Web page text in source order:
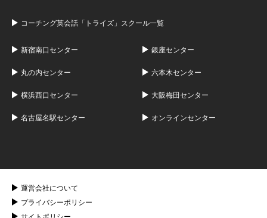
コーチング英会話「トライズ」スクール一覧
新宿南口センター 銀座センター
丸の内センター 六本木センター
横浜西口センター 大阪梅田センター
名古屋名駅センター オンラインセンター
運営会社について
プライバシーポリシー